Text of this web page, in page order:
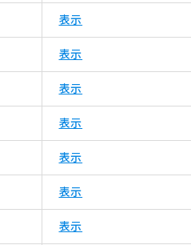
表示
表示
表示
表示
表示
表示
表示